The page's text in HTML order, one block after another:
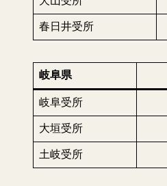
春日井受所
岐阜県
岐阜受所
大垣受所
土岐受所